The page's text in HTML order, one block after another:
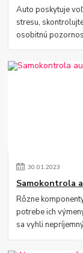
Auto poskytuje
stresu,
osobitnú
30.01.2023
Samokontrola
Rôzne
potrebe ich
sa vyhli